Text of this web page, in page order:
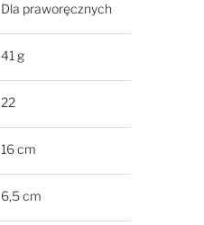
Dla praworęcznych
41 g
22
16 cm
6,5 cm